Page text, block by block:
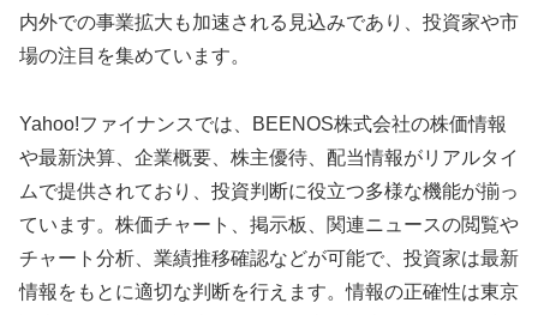
内外での事業拡大も加速される見込みであり、投資家や市
場の注目を集めています。
Yahoo!ファイナンスでは、BEENOS株式会社の株価情報
や最新決算、企業概要、株主優待、配当情報がリアルタイ
ムで提供されており、投資判断に役立つ多様な機能が揃っ
ています。株価チャート、掲示板、関連ニュースの閲覧や
チャート分析、業績推移確認などが可能で、投資家は最新
情報をもとに適切な判断を行えます。情報の正確性は東京